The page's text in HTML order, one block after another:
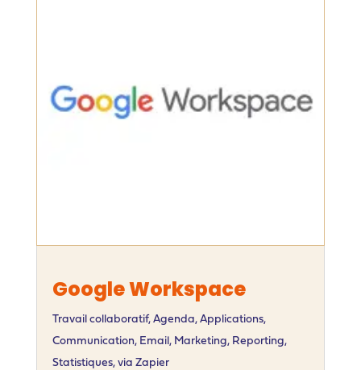
Google Workspace
Travail collaboratif, Agenda, Applications,
Communication, Email , Marketing, Reporting,
Statistiques, via Zapier